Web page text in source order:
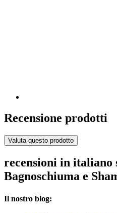
Recensione prodotti
Valuta questo prodotto
recensioni in
Bagnoschiuma e
Il nostro blog: